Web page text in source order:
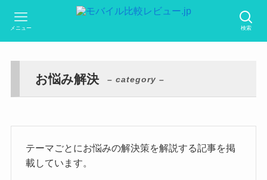
検索
メニュー
お悩み解決 – category –
テーマごとにお悩みの解決策を解説する記事を掲
載しています。